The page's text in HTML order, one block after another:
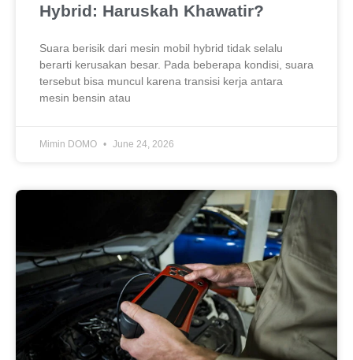
Hybrid: Haruskah Khawatir?
Suara berisik dari mesin mobil hybrid tidak selalu
berarti kerusakan besar. Pada beberapa kondisi, suara
tersebut bisa muncul karena transisi kerja antara
mesin bensin atau
Mimin DOMO June 24, 2026